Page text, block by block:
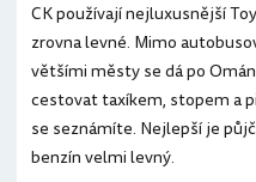
CK používají nejluxusnější
zrovna levné. Mimo
většími městy se dá po
cestovat taxíkem, stopem a
se seznámíte. Nejlepší je
benzín velmi levný.